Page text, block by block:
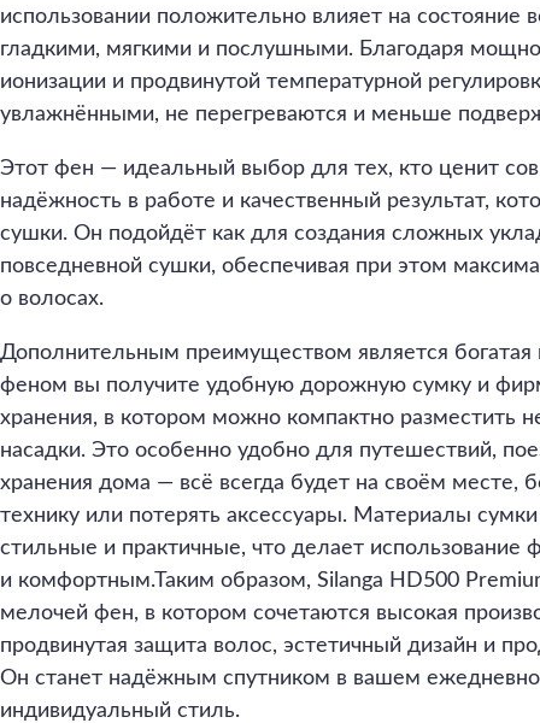
использовании положительно влияет на состояние
гладкими, мягкими и послушными. Благодаря
ионизации и продвинутой температурной
увлажнёнными, не перегреваются и меньше
Этот фен — идеальный выбор для тех, кто ценит
надёжность в работе и качественный результат,
сушки. Он подойдёт как для создания сложных
повседневной сушки, обеспечивая при этом
о волосах.
Дополнительным преимуществом является богатая
феном вы получите удобную дорожную сумку и
хранения, в котором можно компактно разместить
насадки. Это особенно удобно для путешествий,
хранения дома — всё всегда будет на своём месте,
технику или потерять аксессуары. Материалы
стильные и практичные, что делает
и комфортным.Таким образом, Silanga HD500
мелочей фен, в котором сочетаются высокая
продвинутая защита волос, эстетичный дизайн и
Он станет надёжным спутником в вашем
индивидуальный стиль.